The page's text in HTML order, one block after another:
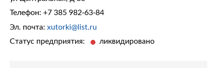
Телефон: +7 385 982-63-84
Эл. почта: xutorki@list.ru
Статус предприятия:
ликвидировано